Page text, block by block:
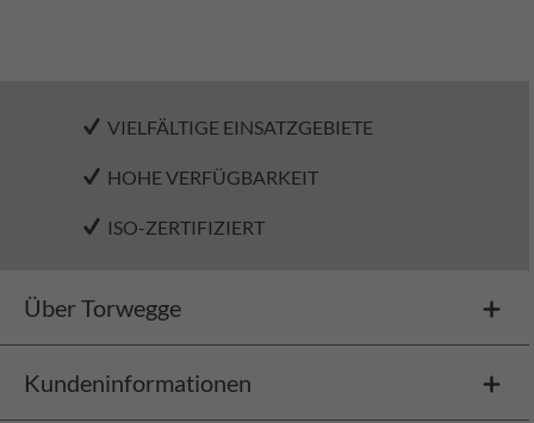
VIELFÄLTIGE EINSATZGEBIETE
HOHE VERFÜGBARKEIT
ISO-ZERTIFIZIERT
Über Torwegge
Kundeninformationen